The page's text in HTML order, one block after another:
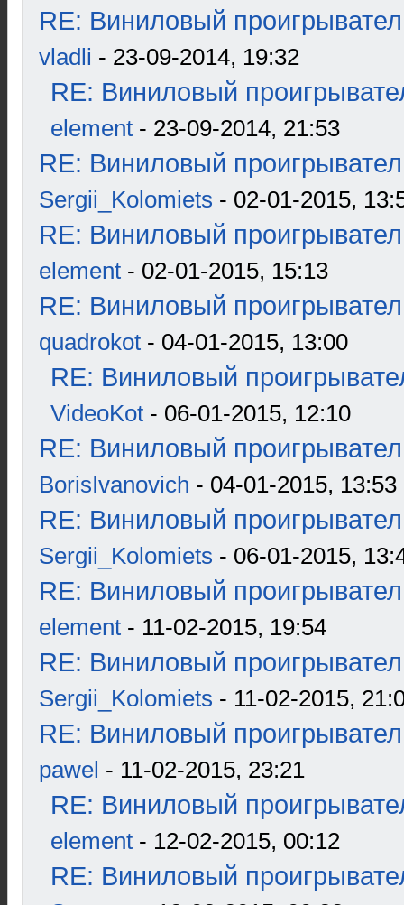
RE: Виниловый
vladli - 23-09-2014, 19:32
RE: Виниловый
element - 23-09-2014, 21:53
RE: Виниловый
Sergii_Kolomiets - 02-01-2015,
RE: Виниловый
element - 02-01-2015, 15:13
RE: Виниловый
quadrokot - 04-01-2015, 13:00
RE: Виниловый
VideoKot - 06-01-2015, 12:10
RE: Виниловый
BorisIvanovich - 04-01-2015, 13:53
RE: Виниловый
Sergii_Kolomiets - 06-01-2015,
RE: Виниловый
element - 11-02-2015, 19:54
RE: Виниловый
Sergii_Kolomiets - 11-02-2015,
RE: Виниловый
pawel - 11-02-2015, 23:21
RE: Виниловый
element - 12-02-2015, 00:12
RE: Виниловый